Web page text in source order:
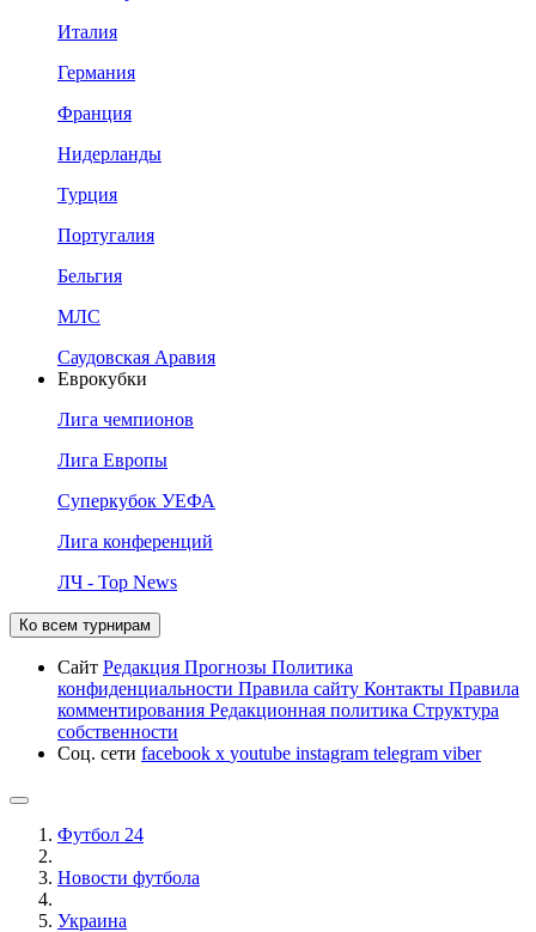
Италия
Германия
Франция
Нидерланды
Турция
Португалия
Бельгия
МЛС
Саудовская Аравия
Еврокубки
Лига чемпионов
Лига Европы
Суперкубок УЕФА
Лига конференций
ЛЧ - Top News
Ко всем турнирам
Сайт Редакция Прогнозы Политика
конфиденциальности Правила сайту Контакты Правила
комментирования Редакционная политика Структура
собственности
Соц. сети facebook x youtube instagram telegram viber
Футбол 24
Новости футбола
Украина